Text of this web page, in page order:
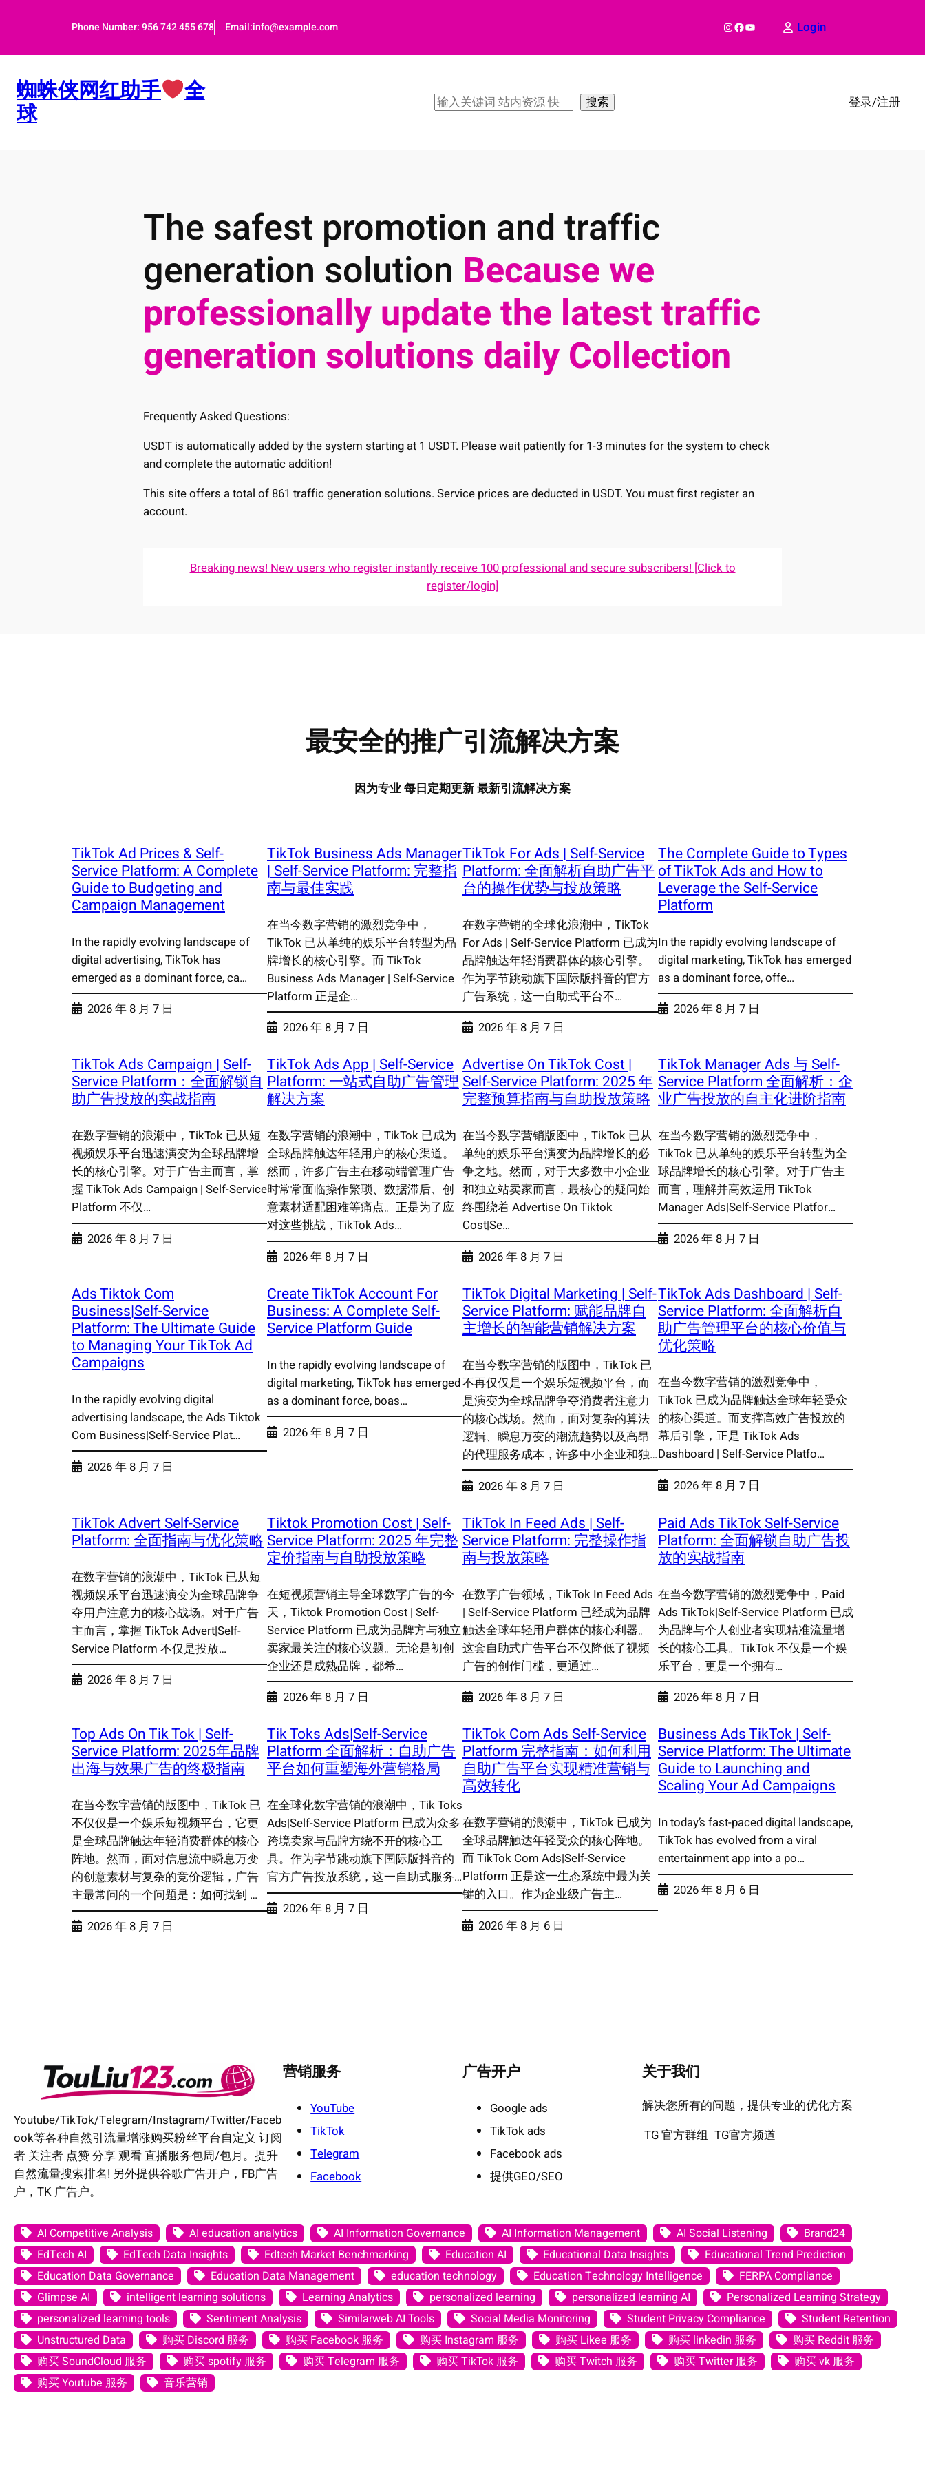
Phone Number: 956 742 455 678 Email:info@example.com InstagramFacebook YouTube Login
蜘蛛侠网红助手 全
球
搜
搜索 登录/注册
The safest promotion and traffic
generation solution Because we
professionally update the latest traffic
generation solutions daily Collection
Frequently Asked Questions:
USDT is automatically added by the system starting at 1 USDT. Please wait patiently for 1-3 minutes for the system to check
and complete the automatic addition!
This site offers a total of 861 traffic generation solutions. Service prices are deducted in USDT. You must first register an
account.
Breaking news! New users who register instantly receive 100 professional and secure subscribers! [Click to
register/login]
最安全的推广引流解决方案
因为专业 每日定期更新 最新引流解决方案
TikTok Ad Prices & Self-
Service Platform: A Complete
Guide to Budgeting and
Campaign Management
In the rapidly evolving landscape of
digital advertising, TikTok has
emerged as a dominant force, ca…
2026 年 8 月 7 日
TikTok Business Ads Manager
| Self-Service Platform: 完整指
南与最佳实践
在当今数字营销的激烈竞争中，
TikTok 已从单纯的娱乐平台转型为品
牌增长的核心引擎。而 TikTok
Business Ads Manager | Self-Service
Platform 正是企…
2026 年 8 月 7 日
TikTok For Ads | Self-Service
Platform: 全面解析自助广告平
台的操作优势与投放策略
在数字营销的全球化浪潮中，TikTok
For Ads | Self-Service Platform 已成为
品牌触达年轻消费群体的核心引擎。
作为字节跳动旗下国际版抖音的官方
广告系统，这一自助式平台不…
2026 年 8 月 7 日
The Complete Guide to Types
of TikTok Ads and How to
Leverage the Self-Service
Platform
In the rapidly evolving landscape of
digital marketing, TikTok has emerged
as a dominant force, offe…
2026 年 8 月 7 日
TikTok Ads Campaign | Self-
Service Platform：全面解锁自
助广告投放的实战指南
在数字营销的浪潮中，TikTok 已从短
视频娱乐平台迅速演变为全球品牌增
长的核心引擎。对于广告主而言，掌
握 TikTok Ads Campaign | Self-Service
Platform 不仅…
2026 年 8 月 7 日
TikTok Ads App | Self-Service
Platform: 一站式自助广告管理
解决方案
在数字营销的浪潮中，TikTok 已成为
全球品牌触达年轻用户的核心渠道。
然而，许多广告主在移动端管理广告
时常常面临操作繁琐、数据滞后、创
意素材适配困难等痛点。正是为了应
对这些挑战，TikTok Ads…
2026 年 8 月 7 日
Advertise On TikTok Cost |
Self-Service Platform: 2025 年
完整预算指南与自助投放策略
在当今数字营销版图中，TikTok 已从
单纯的娱乐平台演变为品牌增长的必
争之地。然而，对于大多数中小企业
和独立站卖家而言，最核心的疑问始
终围绕着 Advertise On Tiktok
Cost|Se…
2026 年 8 月 7 日
TikTok Manager Ads 与 Self-
Service Platform 全面解析：企
业广告投放的自主化进阶指南
在当今数字营销的激烈竞争中，
TikTok 已从单纯的娱乐平台转型为全
球品牌增长的核心引擎。对于广告主
而言，理解并高效运用 TikTok
Manager Ads|Self-Service Platfor…
2026 年 8 月 7 日
Ads Tiktok Com
Business|Self-Service
Platform: The Ultimate Guide
to Managing Your TikTok Ad
Campaigns
In the rapidly evolving digital
advertising landscape, the Ads Tiktok
Com Business|Self-Service Plat…
2026 年 8 月 7 日
Create TikTok Account For
Business: A Complete Self-
Service Platform Guide
In the rapidly evolving landscape of
digital marketing, TikTok has emerged
as a dominant force, boas…
2026 年 8 月 7 日
TikTok Digital Marketing | Self-
Service Platform: 赋能品牌自
主增长的智能营销解决方案
在当今数字营销的版图中，TikTok 已
不再仅仅是一个娱乐短视频平台，而
是演变为全球品牌争夺消费者注意力
的核心战场。然而，面对复杂的算法
逻辑、瞬息万变的潮流趋势以及高昂
的代理服务成本，许多中小企业和独…
2026 年 8 月 7 日
TikTok Ads Dashboard | Self-
Service Platform: 全面解析自
助广告管理平台的核心价值与
优化策略
在当今数字营销的激烈竞争中，
TikTok 已成为品牌触达全球年轻受众
的核心渠道。而支撑高效广告投放的
幕后引擎，正是 TikTok Ads
Dashboard | Self-Service Platfo…
2026 年 8 月 7 日
TikTok Advert Self-Service
Platform: 全面指南与优化策略
在数字营销的浪潮中，TikTok 已从短
视频娱乐平台迅速演变为全球品牌争
夺用户注意力的核心战场。对于广告
主而言，掌握 TikTok Advert|Self-
Service Platform 不仅是投放…
2026 年 8 月 7 日
Tiktok Promotion Cost | Self-
Service Platform: 2025 年完整
定价指南与自助投放策略
在短视频营销主导全球数字广告的今
天，Tiktok Promotion Cost | Self-
Service Platform 已成为品牌方与独立
卖家最关注的核心议题。无论是初创
企业还是成熟品牌，都希…
2026 年 8 月 7 日
TikTok In Feed Ads | Self-
Service Platform: 完整操作指
南与投放策略
在数字广告领域，TikTok In Feed Ads
| Self-Service Platform 已经成为品牌
触达全球年轻用户群体的核心利器。
这套自助式广告平台不仅降低了视频
广告的创作门槛，更通过…
2026 年 8 月 7 日
Paid Ads TikTok Self-Service
Platform: 全面解锁自助广告投
放的实战指南
在当今数字营销的激烈竞争中，Paid
Ads TikTok|Self-Service Platform 已成
为品牌与个人创业者实现精准流量增
长的核心工具。TikTok 不仅是一个娱
乐平台，更是一个拥有…
2026 年 8 月 7 日
Top Ads On Tik Tok | Self-
Service Platform: 2025年品牌
出海与效果广告的终极指南
在当今数字营销的版图中，TikTok 已
不仅仅是一个娱乐短视频平台，它更
是全球品牌触达年轻消费群体的核心
阵地。然而，面对信息流中瞬息万变
的创意素材与复杂的竞价逻辑，广告
主最常问的一个问题是：如何找到 …
2026 年 8 月 7 日
Tik Toks Ads|Self-Service
Platform 全面解析：自助广告
平台如何重塑海外营销格局
在全球化数字营销的浪潮中，Tik Toks
Ads|Self-Service Platform 已成为众多
跨境卖家与品牌方绕不开的核心工
具。作为字节跳动旗下国际版抖音的
官方广告投放系统，这一自助式服务…
2026 年 8 月 7 日
TikTok Com Ads Self-Service
Platform 完整指南：如何利用
自助广告平台实现精准营销与
高效转化
在数字营销的浪潮中，TikTok 已成为
全球品牌触达年轻受众的核心阵地。
而 TikTok Com Ads|Self-Service
Platform 正是这一生态系统中最为关
键的入口。作为企业级广告主…
2026 年 8 月 6 日
Business Ads TikTok | Self-
Service Platform: The Ultimate
Guide to Launching and
Scaling Your Ad Campaigns
In today’s fast-paced digital landscape,
TikTok has evolved from a viral
entertainment app into a po…
2026 年 8 月 6 日
Youtube/TikTok/Telegram/Instagram/Twitter/Faceb
ook等各种自然引流量增涨购买粉丝平台自定义 订阅
者 关注者 点赞 分享 观看 直播服务包周/包月。提升
自然流量搜索排名! 另外提供谷歌广告开户，FB广告
户，TK 广告户。
营销服务
YouTube
TikTok
Telegram
Facebook
广告开户
Google ads
TikTok ads
Facebook ads
提供GEO/SEO
关于我们
解决您所有的问题，提供专业的优化方案
TG 官方群组 TG官方频道
AI Competitive Analysis AI education analytics AI Information Governance AI Information Management AI Social Listening
Brand24
EdTech AI
EdTech Data Insights Edtech Market Benchmarking Education AI Educational Data Insights
Educational Trend Prediction
Education Data Governance
Education Data Management education technology Education Technology Intelligence
FERPA Compliance
Glimpse AI
intelligent learning solutions Learning Analytics personalized learning personalized learning AI
Personalized Learning Strategy
personalized learning tools
Sentiment Analysis Similarweb AI Tools Social Media Monitoring Student Privacy Compliance
Student Retention
Unstructured Data
购买 Discord 服务 购买 Facebook 服务 购买 Instagram 服务 购买 Likee 服务 购买 linkedin 服务
购买 Reddit 服务
购买 SoundCloud 服务
购买 spotify 服务 购买 Telegram 服务 购买 TikTok 服务 购买 Twitch 服务 购买 Twitter 服务
购买 vk 服务
购买 Youtube 服务
音乐营销